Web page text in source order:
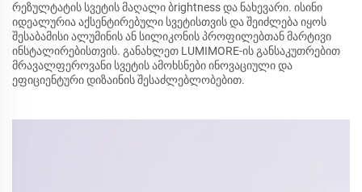
რეზულტატის სვეტის მაღალი ბrightness და ნახევარი. ისინი
იდეალურია აქსენტირებული სვეტისთვის და შეიძლება იყოს
შესაბამისი ალუმინის ან სილიკონის პროფილებთან მარტივი
ინსტალირებისთვის. განახლეთ LUMIMORE-ის განსაკუთრებით
მრავალფეროვანი სვეტის ამოხსნები ინოვაციული და
ეფიციენტური დიზაინის შესაძლებლობებით.